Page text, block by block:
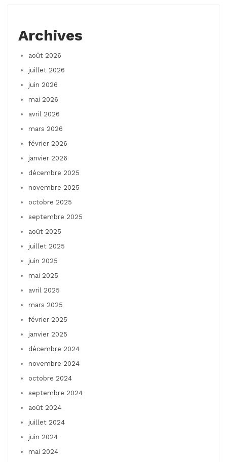
Archives
août 2026
juillet 2026
juin 2026
mai 2026
avril 2026
mars 2026
février 2026
janvier 2026
décembre 2025
novembre 2025
octobre 2025
septembre 2025
août 2025
juillet 2025
juin 2025
mai 2025
avril 2025
mars 2025
février 2025
janvier 2025
décembre 2024
novembre 2024
octobre 2024
septembre 2024
août 2024
juillet 2024
juin 2024
mai 2024